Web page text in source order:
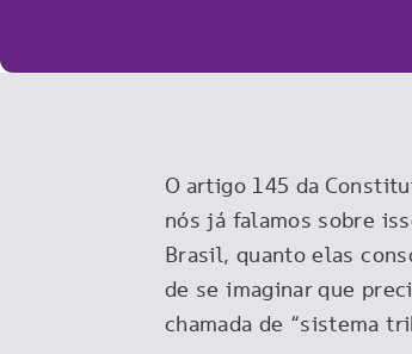
O artigo 145 da
nós já falamos sobre
Brasil, quanto elas
de se imaginar que
chamada de “sistema